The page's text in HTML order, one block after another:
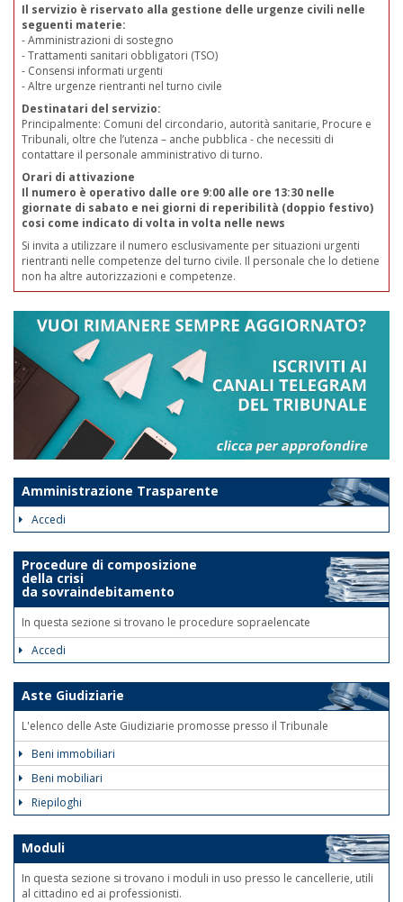
Il servizio è riservato alla gestione delle urgenze civili nelle
seguenti materie:
- Amministrazioni di sostegno
- Trattamenti sanitari obbligatori (TSO)
- Consensi informati urgenti
- Altre urgenze rientranti nel turno civile
Destinatari del servizio:
Principalmente: Comuni del circondario, autorità sanitarie, Procure e
Tribunali, oltre che l’utenza – anche pubblica - che necessiti di
contattare il personale amministrativo di turno.
Orari di attivazione
Il numero è operativo dalle ore 9:00 alle ore 13:30 nelle
giornate di sabato e nei giorni di reperibilità (doppio festivo)
cosi come indicato di volta in volta nelle news
Si invita a utilizzare il numero esclusivamente per situazioni urgenti
rientranti nelle competenze del turno civile. Il personale che lo detiene
non ha altre autorizzazioni e competenze.
Amministrazione Trasparente
Accedi
Procedure di composizione
della crisi
da sovraindebitamento
In questa sezione si trovano le procedure sopraelencate
Accedi
Aste Giudiziarie
L'elenco delle Aste Giudiziarie promosse presso il Tribunale
Beni immobiliari
Beni mobiliari
Riepiloghi
Moduli
In questa sezione si trovano i moduli in uso presso le cancellerie, utili
al cittadino ed ai professionisti.